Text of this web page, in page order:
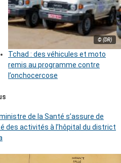
© (DR)
Tchad : des véhicules et moto
remis au programme contre
l’onchocercose
de la Santé s’assure de
des activités à l’hôpital du district